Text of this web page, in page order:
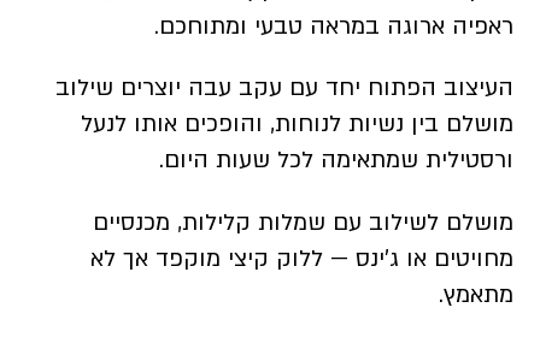
ראפיה ארוגה במראה טבעי ומתוחכם.
העיצוב הפתוח יחד עם עקב עבה יוצרים שילוב
מושלם בין נשיות לנוחות, והופכים אותו לנעל
ורסטילית שמתאימה לכל שעות היום.
מושלם לשילוב עם שמלות קלילות, מכנסיים
מחויטים או ג’ינס — ללוק קיצי מוקפד אך לא
מתאמץ.